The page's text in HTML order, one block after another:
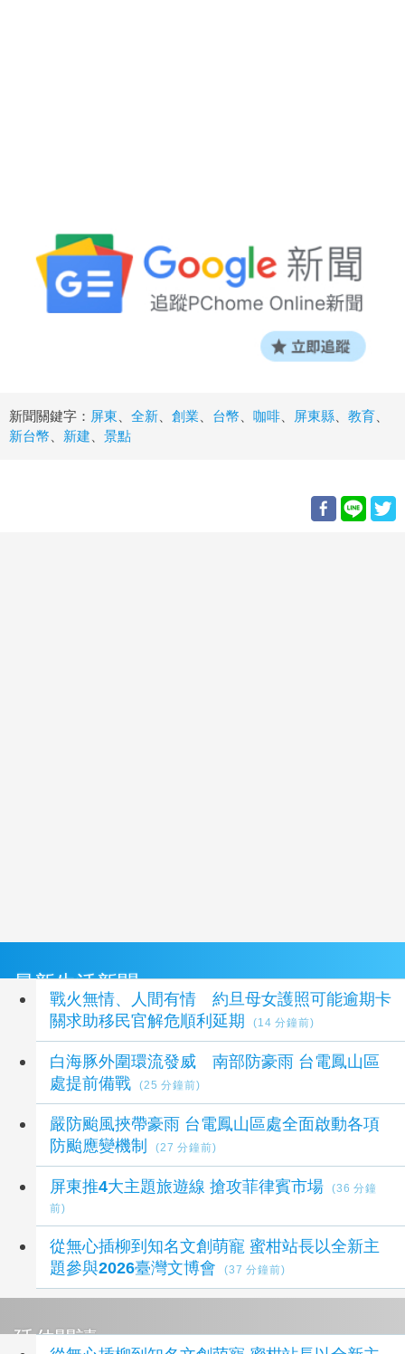
新聞關鍵字： 屏東 全新 創業 台幣 咖啡 屏東縣 教育
新台幣
新建 景點
最新生活新聞
戰火無情、人間有情 約旦母女護照可能逾期卡
關求助移民官解危順利延期
(14 分鐘前)
白海豚外圍環流發威 南部防豪雨 台電鳳山區
處提前備戰
(25 分鐘前)
嚴防颱風挾帶豪雨 台電鳳山區處全面啟動各項
防颱應變機制
(27 分鐘前)
屏東推4大主題旅遊線 搶攻菲律賓市場
(36 分鐘
前)
從無心插柳到知名文創萌寵 蜜柑站長以全新主
題參與2026臺灣文博會
(37 分鐘前)
延伸閱讀